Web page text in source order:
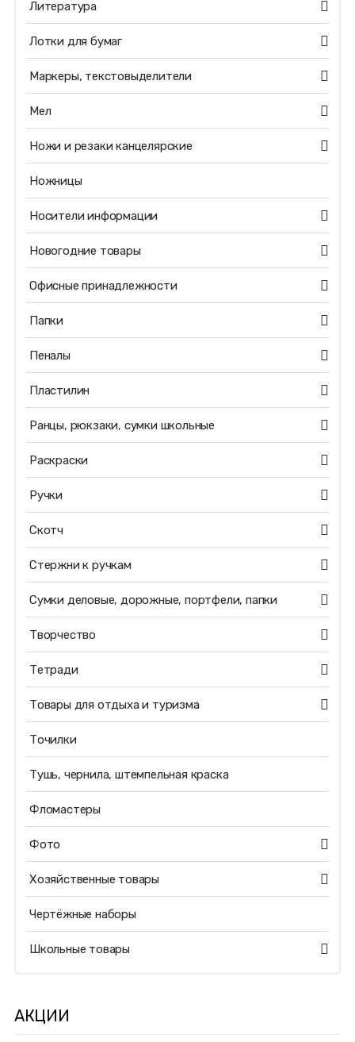
Литература
Лотки для бумаг
Маркеры, текстовыделители
Мел
Ножи и резаки канцелярские
Ножницы
Носители информации
Новогодние товары
Офисные принадлежности
Папки
Пеналы
Пластилин
Ранцы, рюкзаки, сумки школьные
Раскраски
Ручки
Скотч
Стержни к ручкам
Сумки деловые, дорожные, портфели, папки
Творчество
Тетради
Товары для отдыха и туризма
Точилки
Тушь, чернила, штемпельная краска
Фломастеры
Фото
Хозяйственные товары
Чертёжные наборы
Школьные товары
АКЦИИ